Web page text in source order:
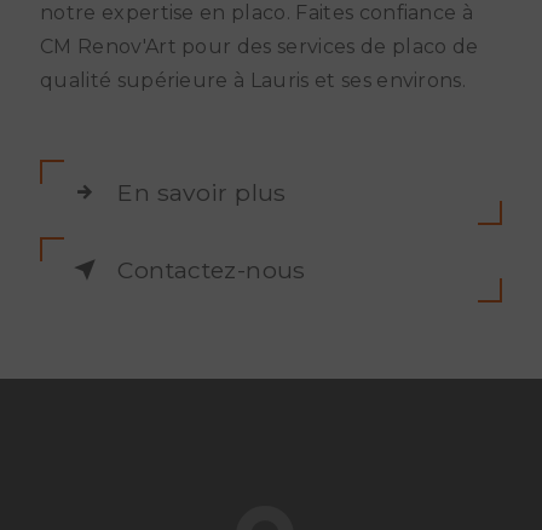
notre expertise en placo. Faites confiance à
CM Renov'Art pour des services de placo de
qualité supérieure à Lauris et ses environs.
En savoir plus
Contactez-nous